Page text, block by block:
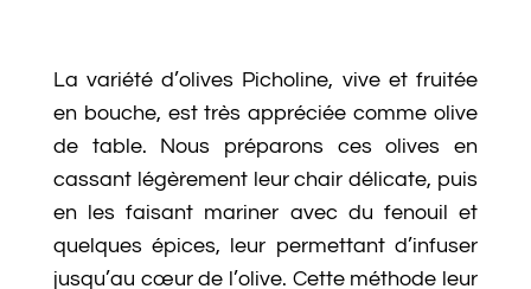
La variété d’olives Picholine, vive et fruitée
en bouche, est très appréciée comme olive
de table. Nous préparons ces olives en
cassant légèrement leur chair délicate, puis
en les faisant mariner avec du fenouil et
quelques épices, leur permettant d’infuser
jusqu’au cœur de l’olive. Cette méthode leur